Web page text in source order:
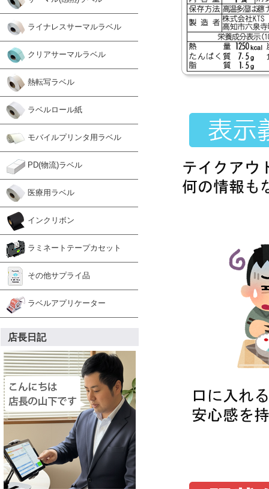
ライナレスサーマルラベル
クリアサーマルラベル
熱転写ラベル
ラベルロール紙
モバイルプリンタ用ラベル
PD(物流)ラベル
医療用ラベル
インクリボン
ラミネートテープカセット
その他サプライ品
ラベルアプリケーター
店長日記